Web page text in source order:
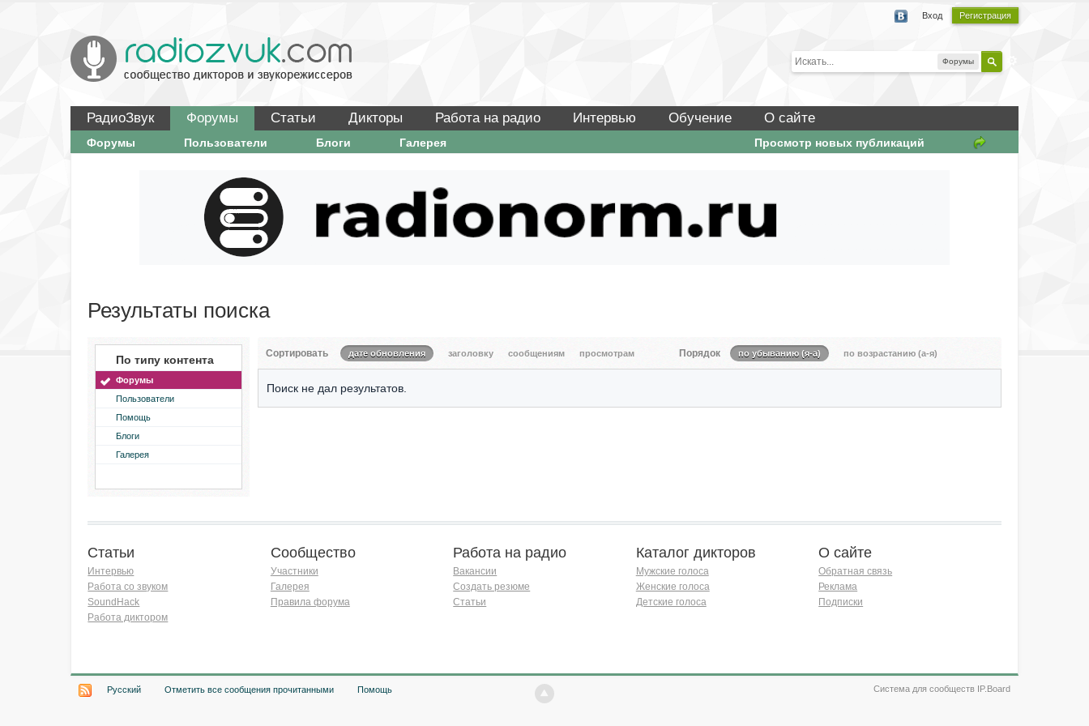
Вход Регистрация
Форумы
РадиоЗвук Форумы Статьи Дикторы Работа на радио Интервью Обучение О сайте
Просмотр новых публикаций
Форумы Пользователи Блоги Галерея
Результаты поиска
По типу контента
Форумы
Пользователи
Помощь
Блоги
Галерея
Сортировать дате обновления заголовку сообщениям просмотрам Порядок по убыванию (я-а) по возрастанию (а-я)
Поиск не дал результатов.
Статьи
Интервью
Работа со звуком
SoundHack
Работа диктором
Сообщество
Участники
Галерея
Правила форума
Работа на радио
Вакансии
Создать резюме
Статьи
Каталог дикторов
Мужские голоса
Женские голоса
Детские голоса
О сайте
Обратная связь
Реклама
Подписки
Русский Отметить все сообщения прочитанными Помощь Система для сообществ IP.Board